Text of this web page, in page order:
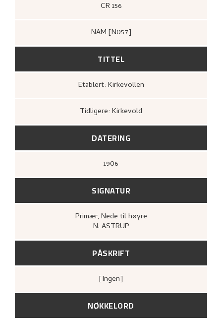
CR 156
NAM [N057]
TITTEL
Etablert: Kirkevollen
Tidligere: Kirkevold
DATERING
1906
SIGNATUR
Primær, Nede til høyre
N. ASTRUP
PÅSKRIFT
[ingen]
NØKKELORD